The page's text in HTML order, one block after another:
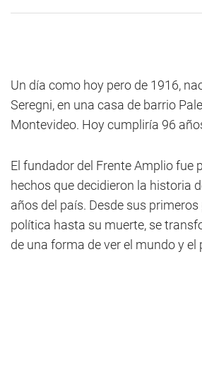
Un día como hoy pero de 1916,
Seregni, en una casa de barrio
Montevideo. Hoy cumpliría 96
El fundador del Frente Amplio fue
hechos que decidieron la historia
años del país. Desde sus primeros
política hasta su muerte, se
de una forma de ver el mundo y el